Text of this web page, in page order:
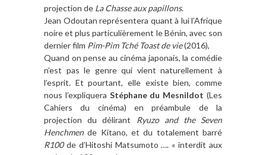
projection de La Chasse aux papillons.
Jean Odoutan représentera quant à lui l’Afrique
noire et plus particulièrement le Bénin, avec son
dernier film Pim-Pim Tché Toast de vie(2016),
Quand on pense au cinéma japonais, la comédie
n’est pas le genre qui vient naturellement à
l’esprit. Et pourtant, elle existe bien, comme
nous l’expliquera Stéphane du Mesnildot (Les
Cahiers du cinéma) en préambule de la
projection du délirant Ryuzo and the Seven
Henchmende Kitano, et du totalement barré
R100de d’Hitoshi Matsumoto …. « interdit aux